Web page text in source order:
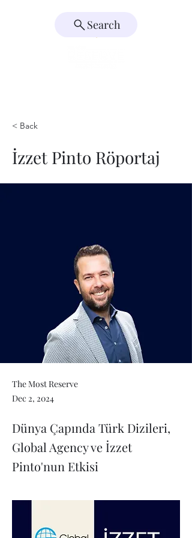
Search
< Back
İzzet Pinto Röportaj
The Most Reserve
Dec 2, 2024
Dünya Çapında Türk Dizileri,
Global Agency ve İzzet
Pinto'nun Etkisi